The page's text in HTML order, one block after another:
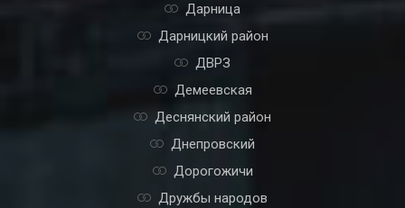
Дарница
Дарницкий район
ДВРЗ
Демеевская
Деснянский район
Днепровский
Дорогожичи
Дружбы народов